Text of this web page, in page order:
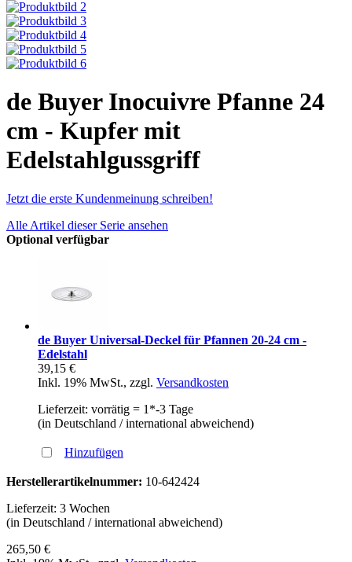
de Buyer Inocuivre Pfanne 24
cm - Kupfer mit
Edelstahlgussgriff
Jetzt die erste Kundenmeinung schreiben!
Alle Artikel dieser Serie ansehen
Optional verfügbar
de Buyer Universal-Deckel für Pfannen 20-24 cm -
Edelstahl
39,15 €
Inkl. 19% MwSt., zzgl. Versandkosten
Lieferzeit: vorrätig = 1*-3 Tage
(in Deutschland / international abweichend)
Hinzufügen
Herstellerartikelnummer: 10-642424
Lieferzeit: 3 Wochen
(in Deutschland / international abweichend)
265,50 €